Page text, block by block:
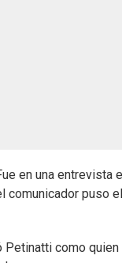
en una entrevista
comunicador puso
como